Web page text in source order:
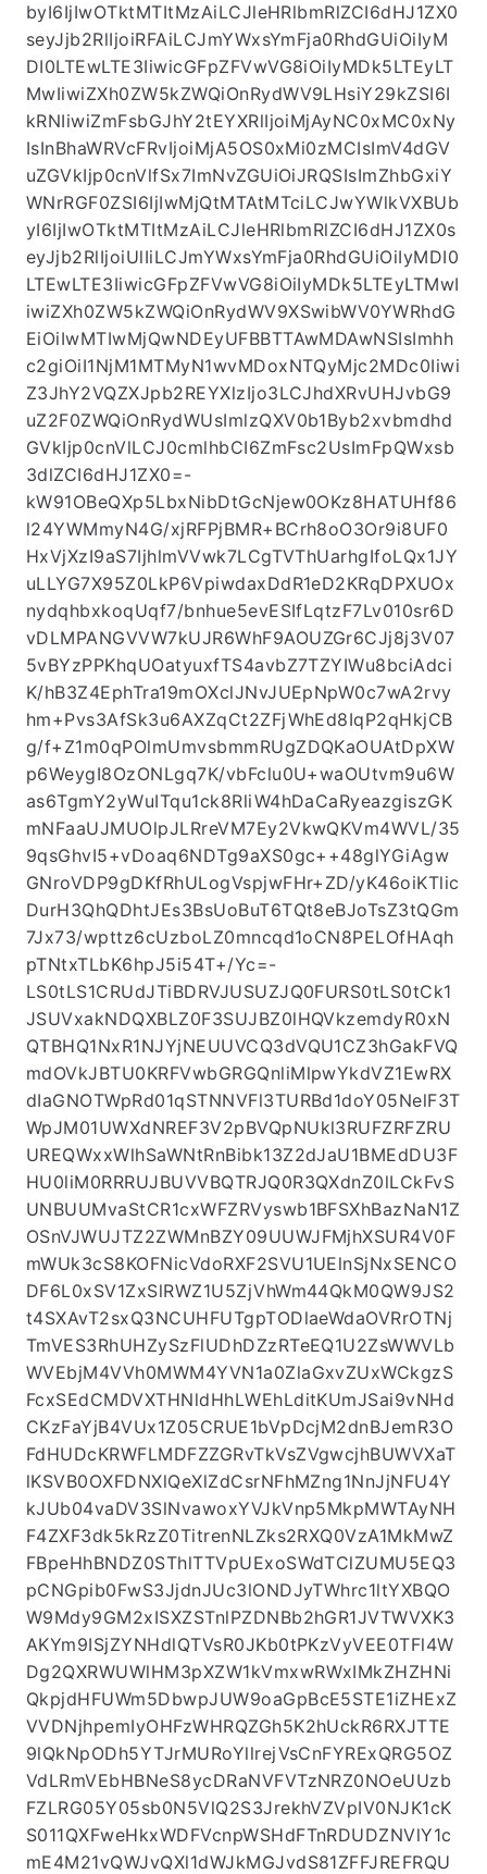
kZWQiOnRydWV9LHsiY29kZSI6IkRQTiIsImZhbGxi
YWNrRGF0ZSI6IjIwMjQtMTAtMTciLCJwYWlkVXBU
byI6IjIwOTktMTItMzAiLCJleHRlbmRlZCI6dHJ1ZX0
seyJjb2RlIjoiRFAiLCJmYWxsYmFja0RhdGUiOiIyM
DI0LTEwLTE3IiwicGFpZFVwVG8iOiIyMDk5LTEyLT
MwIiwiZXh0ZW5kZWQiOnRydWV9LHsiY29kZSI6I
kRNIiwiZmFsbGJhY2tEYXRlIjoiMjAyNC0xMC0xNy
IsInBhaWRVcFRvIjoiMjA5OS0xMi0zMCIsImV4dGV
uZGVkIjp0cnVlfSx7ImNvZGUiOiJRQSIsImZhbGxiY
WNrRGF0ZSI6IjIwMjQtMTAtMTciLCJwYWlkVXBUb
yI6IjIwOTktMTItMzAiLCJleHRlbmRlZCI6dHJ1ZX0s
eyJjb2RlIjoiUlIiLCJmYWxsYmFja0RhdGUiOiIyMDI0
LTEwLTE3IiwicGFpZFVwVG8iOiIyMDk5LTEyLTMwI
iwiZXh0ZW5kZWQiOnRydWV9XSwibWV0YWRhdG
EiOiIwMTIwMjQwNDEyUFBBTTAwMDAwNSIsImhh
c2giOiI1NjM1MTMyN1wvMDoxNTQyMjc2MDc0Iiwi
Z3JhY2VQZXJpb2REYXlzIjo3LCJhdXRvUHJvbG9
uZ2F0ZWQiOnRydWUsImlzQXV0b1Byb2xvbmdhd
GVkIjp0cnVlLCJ0cmlhbCI6ZmFsc2UsImFpQWxsb
3dlZCI6dHJ1ZX0=-
kW91OBeQXp5LbxNibDtGcNjew0OKz8HATUHf86
l24YWMmyN4G/xjRFPjBMR+BCrh8oO3Or9i8UF0
HxVjXzI9aS7IjhlmVVwk7LCgTVThUarhgIfoLQx1JY
uLLYG7X95Z0LkP6VpiwdaxDdR1eD2KRqDPXUOx
nydqhbxkoqUqf7/bnhue5evESIfLqtzF7Lv010sr6D
vDLMPANGVVW7kUJR6WhF9AOUZGr6CJj8j3V07
5vBYzPPKhqUOatyuxfTS4avbZ7TZYIWu8bciAdci
K/hB3Z4EphTra19mOXclJNvJUEpNpW0c7wA2rvy
hm+Pvs3AfSk3u6AXZqCt2ZFjWhEd8IqP2qHkjCB
g/f+Z1m0qPOlmUmvsbmmRUgZDQKaOUAtDpXW
p6WeygI8OzONLgq7K/vbFclu0U+waOUtvm9u6W
as6TgmY2yWuITqu1ck8RliW4hDaCaRyeazgiszGK
mNFaaUJMUOlpJLRreVM7Ey2VkwQKVm4WVL/35
9qsGhvI5+vDoaq6NDTg9aXS0gc++48glYGiAgw
GNroVDP9gDKfRhULogVspjwFHr+ZD/yK46oiKTlic
DurH3QhQDhtJEs3BsUoBuT6TQt8eBJoTsZ3tQGm
7Jx73/wpttz6cUzboLZ0mncqd1oCN8PELOfHAqh
pTNtxTLbK6hpJ5i54T+/Yc=-
LS0tLS1CRUdJTiBDRVJUSUZJQ0FURS0tLS0tCk1
JSUVxakNDQXBLZ0F3SUJBZ0lHQVkzemdyR0xN
QTBHQ1NxR1NJYjNEUUVCQ3dVQU1CZ3hGakFVQ
mdOVkJBTU0KRFVwbGRGQnliMlpwYkdVZ1EwRX
dIaGNOTWpRd01qSTNNVFl3TURBd1doY05NelF3T
WpJM01UWXdNREF3V2pBVQpNUkl3RUFZRFZRU
UREQWxxWlhSaWNtRnBibk13Z2dJaU1BMEdDU3F
HU0liM0RRRUJBUVVBQTRJQ0R3QXdnZ0lLCkFvS
UNBUUMvaStCR1cxWFZRVyswb1BFSXhBazNaN1Z
OSnVJWUJTZ2ZWMnBZY09UUWJFMjhXSUR4V0F
mWUk3cS8KOFNicVdoRXF2SVU1UElnSjNxSENCO
DF6L0xSV1ZxSlRWZ1U5ZjVhWm44QkM0QW9JS2
t4SXAvT2sxQ3NCUHFUTgpTODlaeWdaOVRrOTNj
TmVES3RhUHZySzFlUDhDZzRTeEQ1U2ZsWWVLb
WVEbjM4VVh0MWM4YVN1a0ZlaGxvZUxWCkgzS
FcxSEdCMDVXTHNldHhLWEhLditKUmJSai9vNHd
CKzFaYjB4VUx1Z05CRUE1bVpDcjM2dnBJemR3O
FdHUDcKRWFLMDFZZGRvTkVsZVgwcjhBUWVXaT
lKSVB0OXFDNXlQeXlZdCsrNFhMZng1NnJjNFU4Y
kJUb04vaDV3SlNvawoxYVJkVnp5MkpMWTAyNH
F4ZXF3dk5kRzZ0TitrenNLZks2RXQ0VzA1MkMwZ
FBpeHhBNDZ0SThlTTVpUExoSWdTClZUMU5EQ3
pCNGpib0FwS3JjdnJUc3lONDJyTWhrc1ltYXBQO
W9Mdy9GM2xISXZSTnlPZDNBb2hGR1JVTWVXK3
AKYm9ISjZYNHdlQTVsR0JKb0tPKzVyVEE0TFl4W
Dg2QXRWUWlHM3pXZW1kVmxwRWxIMkZHZHNi
QkpjdHFUWm5DbwpJUW9oaGpBcE5STE1iZHExZ
VVDNjhpemIyOHFzWHRQZGh5K2hUckR6RXJTTE
9lQkNpODh5YTJrMURoYllrejVsCnFYRExQRG5OZ
VdLRmVEbHBNeS8ycDRaNVFVTzNRZ0NOeUUzb
FZLRG05Y05sb0N5VlQ2S3JrekhVZVpIV0NJK1cK